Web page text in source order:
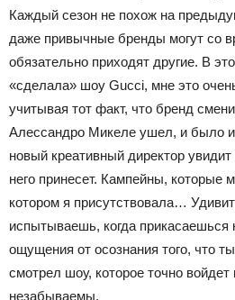
Каждый сезон не похож на
даже привычные бренды могут со
обязательно приходят другие. В
«сделала» шоу Gucci, мне это
учитывая тот факт, что бренд
Алессандро Микеле ушел, и было
новый креативный директор
него принесет. Кампейны, которые
котором я присутствовала…
испытываешь, когда прикасаешься
ощущения от осознания того, что
смотрел шоу, которое точно
незабываемы.